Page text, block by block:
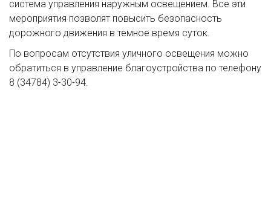
система управления наружным освещением. Все эти
мероприятия позволят повысить безопасность
дорожного движения в темное время суток.
По вопросам отсутствия уличного освещения можно
обратиться в управление благоустройства по телефону
8 (34784) 3-30-94.